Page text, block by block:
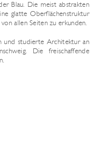
Blau. Die meist abstrakten
glatte Oberflächenstruktur
allen Seiten zu erkunden.
und studierte Architektur an
Die freischaffende